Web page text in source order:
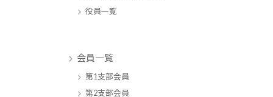
役員一覧
会員一覧
第1支部会員
第2支部会員